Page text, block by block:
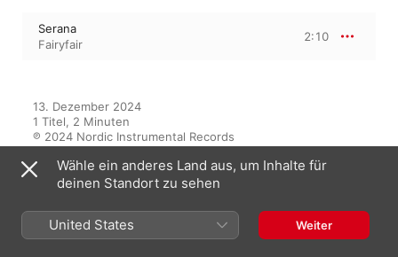
Serana
Fairyfair
2:10
13. Dezember 2024
1 Titel, 2 Minuten
℗ 2024 Nordic Instrumental Records
Wähle ein anderes Land aus, um Inhalte für
deinen Standort zu sehen
United States Weiter